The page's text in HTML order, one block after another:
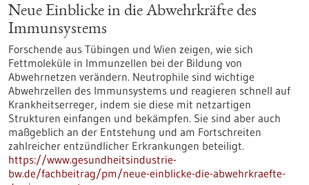
Neue Einblicke in die Abwehrkräfte des
Immunsystems
Forschende aus Tübingen und Wien zeigen, wie sich
Fettmoleküle in Immunzellen bei der Bildung von
Abwehrnetzen verändern. Neutrophile sind wichtige
Abwehrzellen des Immunsystems und reagieren schnell auf
Krankheitserreger, indem sie diese mit netzartigen
Strukturen einfangen und bekämpfen. Sie sind aber auch
maßgeblich an der Entstehung und am Fortschreiten
zahlreicher entzündlicher Erkrankungen beteiligt.
https://www.gesundheitsindustrie-
bw.de/fachbeitrag/pm/neue-einblicke-die-abwehrkraefte-